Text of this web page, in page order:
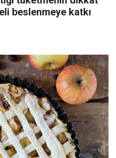
beslenmeye katkı